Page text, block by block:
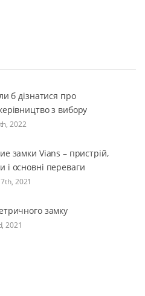
б дізнатися про
з вибору
2022
замки Vians – пристрій,
і основні переваги
2021
замку
2021